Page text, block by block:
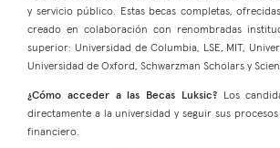
y servicio público. Estas becas completas,
creado en colaboración con renombradas
superior: Universidad de Columbia, LSE, MIT,
Universidad de Oxford, Schwarzman Scholars y
¿Cómo acceder a las Becas Luksic?
Los
directamente a la universidad y seguir sus
financiero.